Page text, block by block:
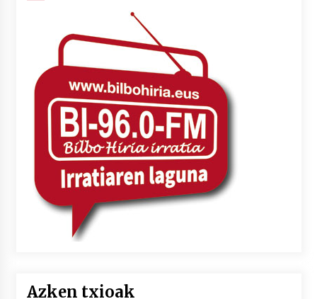
Uribitarte40 aretoan
2026/07/03
SOINUGELA: Paul McCartney eta Ringo Starr-en
lan berriak
2026/07/03
MUSIBLA #297: Bide, Boards Of Canada, Somak,
Tiga, Twisted Teens, Underscores, Habia
2026/07/02
Azken txioak